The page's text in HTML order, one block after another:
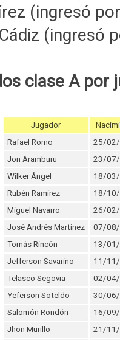
(ingresó
(ingresó
clase A por
Jugador
Rafael Romo
25/
Jon Aramburu
23/
Wilker Ángel
18/
Rubén Ramírez
18/
Miguel Navarro
26/
José Andrés Martínez
07/
Tomás Rincón
13/
Jefferson Savarino
11/
Telasco Segovia
02/
Yeferson Soteldo
30/
Salomón Rondón
16/
Jhon Murillo
21/